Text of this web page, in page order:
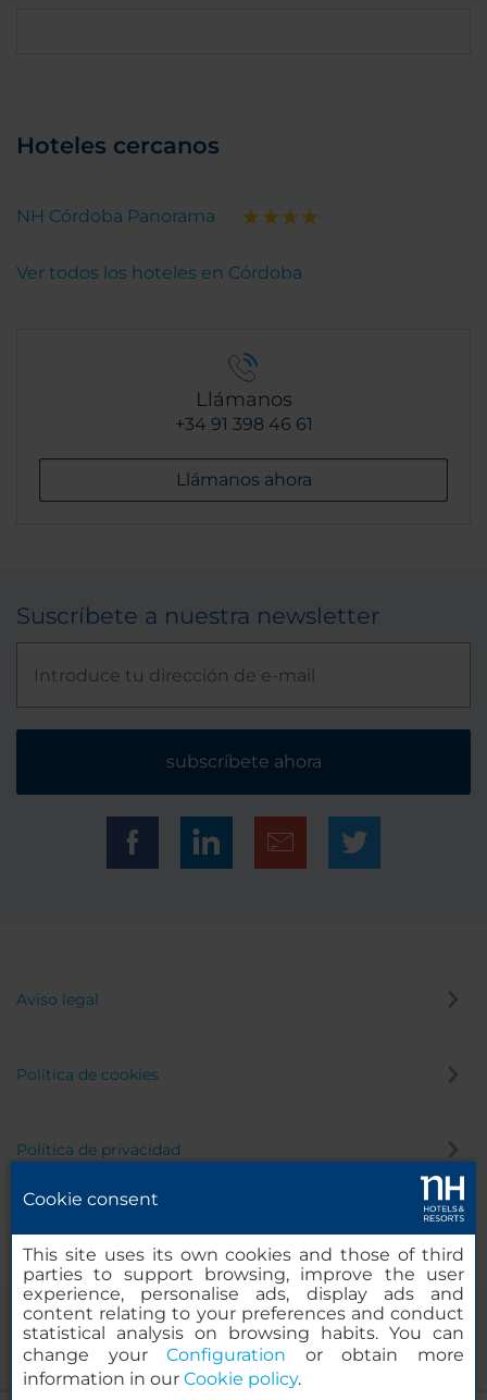
Hoteles cercanos
NH Córdoba Panorama
Ver todos los hoteles en Córdoba
Llámanos
+34 91 398 46 61
Llámanos ahora
Suscríbete a nuestra newsletter
subscríbete ahora
Aviso legal
Política de cookies
Política de privacidad
Cookie consent
This site uses its own cookies and those of third
parties to support browsing, improve the user
experience, personalise ads, display ads and
content relating to your preferences and conduct
statistical analysis on browsing habits. You can
change yourConfiguration or obtain more
information in our Cookie policy.